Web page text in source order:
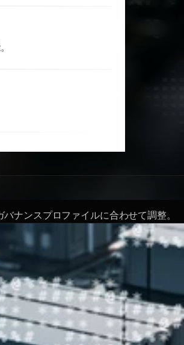
ナンスプロファイルに合わせて調整。